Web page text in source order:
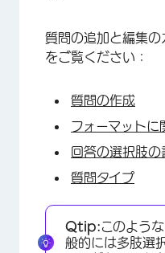
質問の追加と編集の
をご覧ください：
質問の作成
フォーマットに
回答の選択肢の
質問タイプ
Qtip:このよう
般的には多肢選